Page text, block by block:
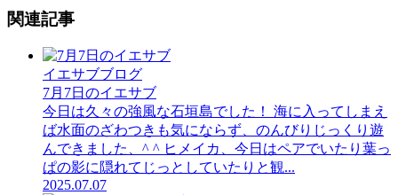
関連記事
イエサブブログ
7月7日のイエサブ
今日は久々の強風な石垣島でした！ 海に入ってしまえ
ば水面のざわつきも気にならず、のんびりじっくり遊
んできました、^ ^ ヒメイカ、今日はペアでいたり葉っ
ぱの影に隠れてじっとしていたりと観...
2025.07.07